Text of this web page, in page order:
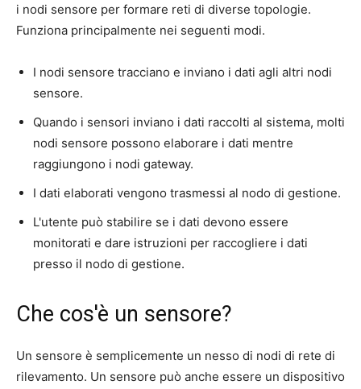
i nodi sensore per formare reti di diverse topologie.
Funziona principalmente nei seguenti modi.
I nodi sensore tracciano e inviano i dati agli altri nodi
sensore.
Quando i sensori inviano i dati raccolti al sistema, molti
nodi sensore possono elaborare i dati mentre
raggiungono i nodi gateway.
I dati elaborati vengono trasmessi al nodo di gestione.
L'utente può stabilire se i dati devono essere
monitorati e dare istruzioni per raccogliere i dati
presso il nodo di gestione.
Che cos'è un sensore?
Un sensore è semplicemente un nesso di nodi di rete di
rilevamento. Un sensore può anche essere un dispositivo